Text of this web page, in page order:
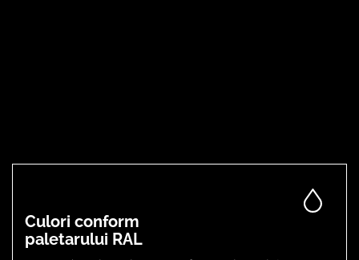
Culori conform
paletarului RAL